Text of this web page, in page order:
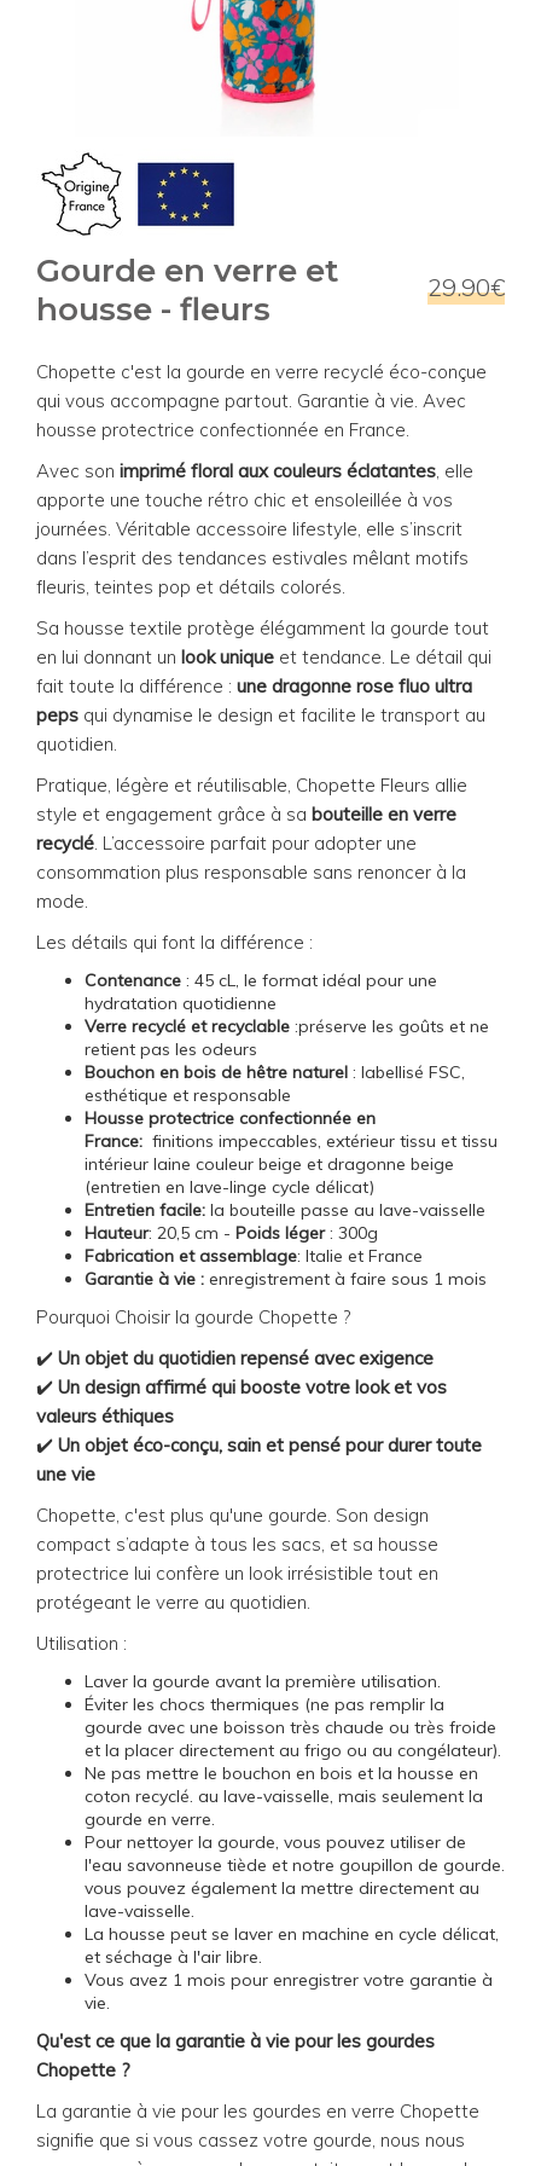
29.90€
Gourde en verre et
housse - fleurs
Chopette c'est la gourde en verre recyclé éco-conçue
qui vous accompagne partout. Garantie à vie. Avec
housse protectrice confectionnée en France.
Avec son imprimé floral aux couleurs éclatantes, elle
apporte une touche rétro chic et ensoleillée à vos
journées. Véritable accessoire lifestyle, elle s’inscrit
dans l’esprit des tendances estivales mêlant motifs
fleuris, teintes pop et détails colorés.
Sa housse textile protège élégamment la gourde tout
en lui donnant un look unique et tendance. Le détail qui
fait toute la différence : une dragonne rose fluo ultra
peps qui dynamise le design et facilite le transport au
quotidien.
Pratique, légère et réutilisable, Chopette Fleurs allie
style et engagement grâce à sa bouteille en verre
recyclé. L’accessoire parfait pour adopter une
consommation plus responsable sans renoncer à la
mode.
Les détails qui font la différence :
Contenance : 45 cL, le format idéal pour une
hydratation quotidienne
Verre recyclé et recyclable :préserve les goûts et ne
retient pas les odeurs
Bouchon en bois de hêtre naturel : labellisé FSC,
esthétique et responsable
Housse protectrice confectionnée en
France: finitions impeccables, extérieur tissu et tissu
intérieur laine couleur beige et dragonne beige
(entretien en lave-linge cycle délicat)
Entretien facile: la bouteille passe au lave-vaisselle
Hauteur: 20,5 cm - Poids léger: 300g
Fabrication et assemblage: Italie et France
Garantie à vie : enregistrement à faire sous 1 mois
Pourquoi Choisir la gourde Chopette ?
✔️ Un objet du quotidien repensé avec exigence
✔️ Un design affirmé qui booste votre look et vos
valeurs éthiques
✔️ Un objet éco-conçu, sain et pensé pour durer toute
une vie
Chopette, c'est plus qu'une gourde. Son design
compact s’adapte à tous les sacs, et sa housse
protectrice lui confère un look irrésistible tout en
protégeant le verre au quotidien.
Utilisation :
Laver la gourde avant la première utilisation.
Éviter les chocs thermiques (ne pas remplir la
gourde avec une boisson très chaude ou très froide
et la placer directement au frigo ou au congélateur).
Ne pas mettre le bouchon en bois et la housse en
coton recyclé. au lave-vaisselle, mais seulement la
gourde en verre.
Pour nettoyer la gourde, vous pouvez utiliser de
l'eau savonneuse tiède et notre goupillon de gourde.
vous pouvez également la mettre directement au
lave-vaisselle.
La housse peut se laver en machine en cycle délicat,
et séchage à l'air libre.
Vous avez 1 mois pour enregistrer votre garantie à
vie.
Qu'est ce que la garantie à vie pour les gourdes
Chopette ?
La garantie à vie pour les gourdes en verre Chopette
signifie que si vous cassez votre gourde, nous nous